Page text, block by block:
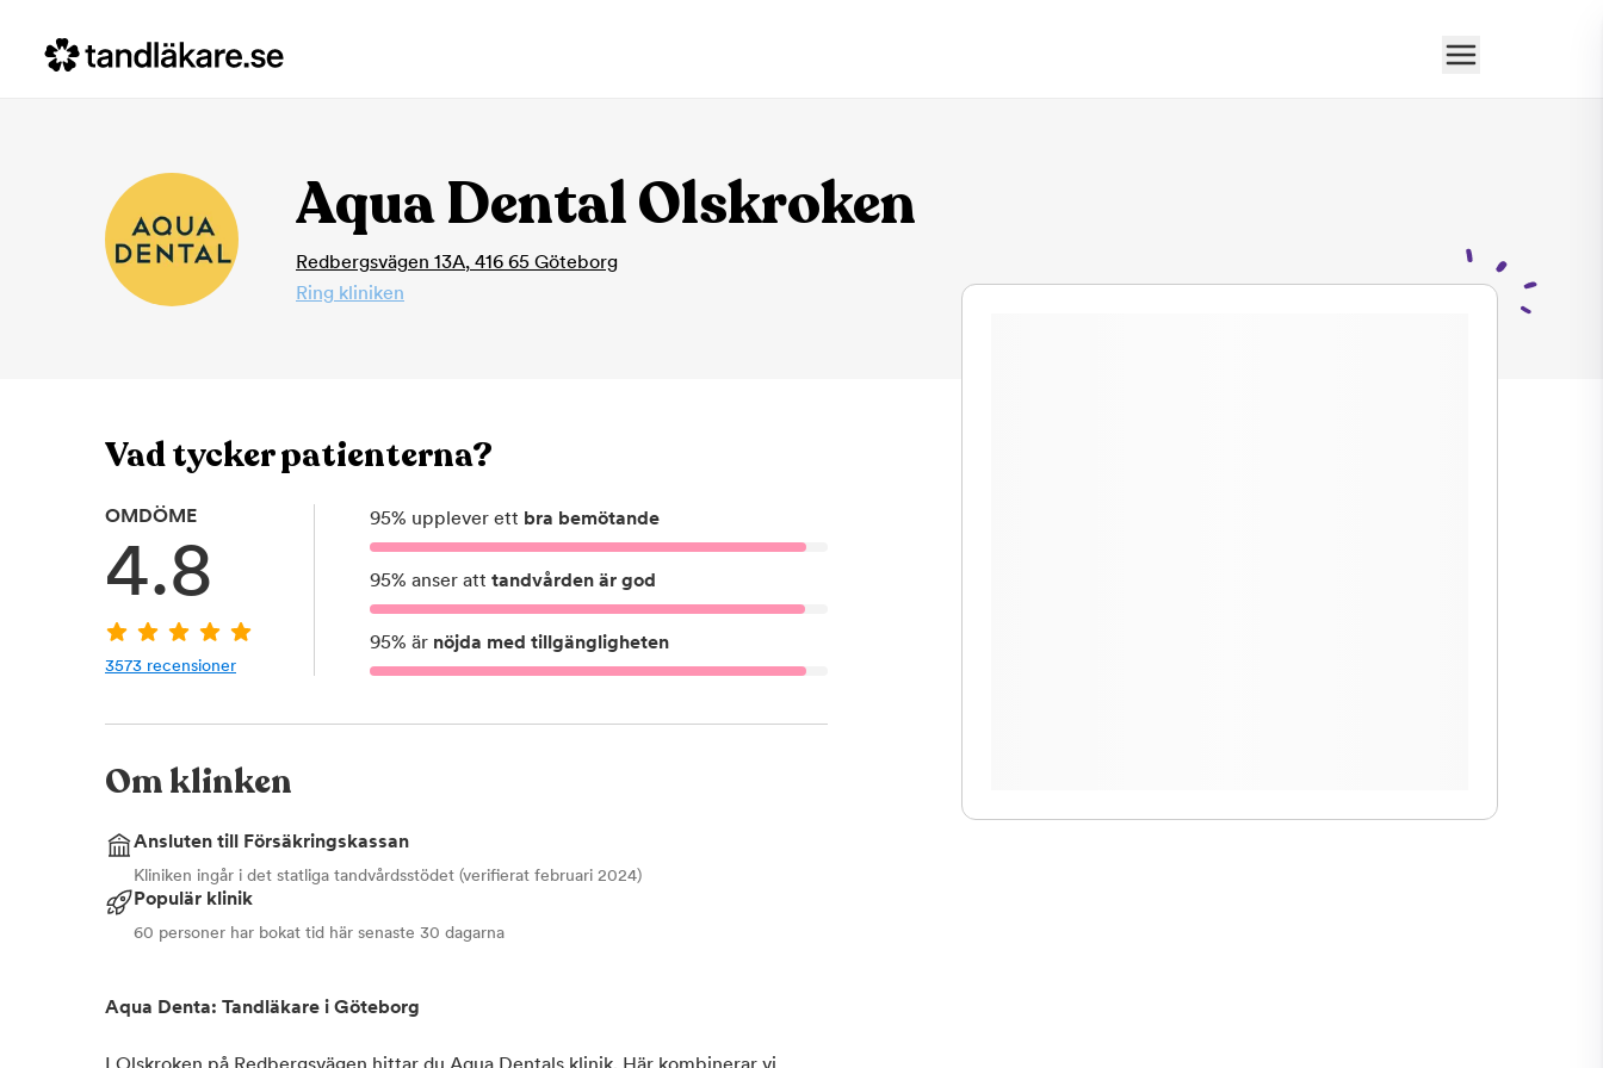
Aqua Dental Olskroken
Redbergsvägen 13A, 416 65 Göteborg
Ring kliniken
Vad tycker patienterna?
OMDÖME
4.8
3573 recensioner
95% upplever ett bra bemötande
95% anser att tandvården är god
95% är nöjda med tillgängligheten
Om klinken
Ansluten till Försäkringskassan
Kliniken ingår i det statliga tandvårdsstödet (verifierat februari 2024)
Populär klinik
60 personer har bokat tid här senaste 30 dagarna
Aqua Denta: Tandläkare i Göteborg